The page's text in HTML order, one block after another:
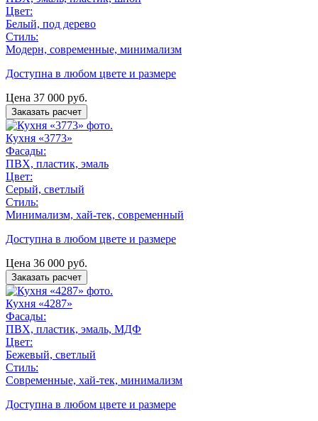
Цвет:
Белый, под дерево
Стиль:
Модерн, современные, минимализм
Доступна в любом цвете и размере
Цена 37 000 руб.
Заказать расчет
Кухня «3773»
Фасады:
ПВХ, пластик, эмаль
Цвет:
Серый, светлый
Стиль:
Минимализм, хай-тек, современный
Доступна в любом цвете и размере
Цена 36 000 руб.
Заказать расчет
Кухня «4287»
Фасады:
ПВХ, пластик, эмаль, МДФ
Цвет:
Бежевый, светлый
Стиль:
Современные, хай-тек, минимализм
Доступна в любом цвете и размере